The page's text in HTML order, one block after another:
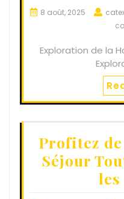
8 août, 2025
Exploration de la
Profitez
Séjour
les